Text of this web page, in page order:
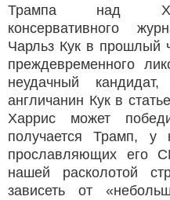
Трампа над
консервативного
Чарльз Кук в прошлый
преждевременного
неудачный
англичанин Кук в
Харрис может
получается Трамп, у
прославляющих его
нашей расколотой
зависеть от